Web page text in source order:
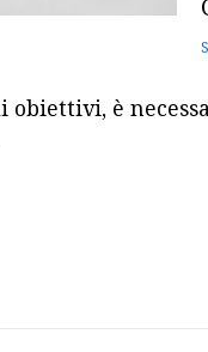
obiettivi, è